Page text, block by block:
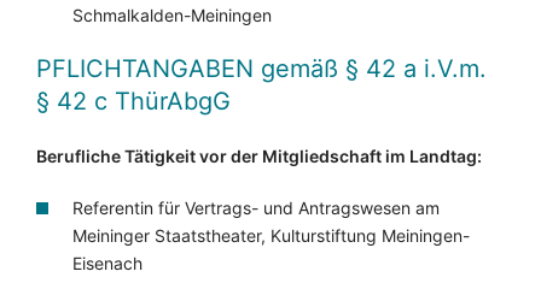
Schmalkalden-Meiningen
PFLICHTANGABEN gemäß § 42 a i.V.m.
§ 42 c ThürAbgG
Berufliche Tätigkeit vor der Mitgliedschaft im Landtag:
Referentin für Vertrags- und Antragswesen am
Meininger Staatstheater, Kulturstiftung Meiningen-
Eisenach